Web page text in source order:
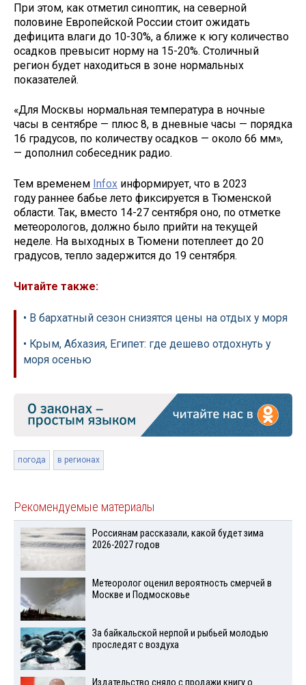
При этом, как отметил синоптик, на северной
половине Европейской России стоит ожидать
дефицита влаги до 10-30%, а ближе к югу количество
осадков превысит норму на 15-20%. Столичный
регион будет находиться в зоне нормальных
показателей.
«Для Москвы нормальная температура в ночные
часы в сентябре — плюс 8, в дневные часы — порядка
16 градусов, по количеству осадков — около 66 мм»,
— дополнил собеседник радио.
Тем временем Infox информирует, что в 2023
году раннее бабье лето фиксируется в Тюменской
области. Так, вместо 14-27 сентября оно, по отметке
метеорологов, должно было прийти на текущей
неделе. На выходных в Тюмени потеплеет до 20
градусов, тепло задержится до 19 сентября.
Читайте также:
• В бархатный сезон снизятся цены на отдых у моря
• Крым, Абхазия, Египет: где дешево отдохнуть у
моря осенью
погода в регионах
Рекомендуемые материалы
Россиянам рассказали, какой будет зима
2026-2027 годов
Метеоролог оценил вероятность смерчей в
Москве и Подмосковье
За байкальской нерпой и рыбьей молодью
проследят с воздуха